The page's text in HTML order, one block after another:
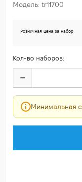
Модель: tr11700
Розничная цена за набор
Кол-во наборов:
Минимальная